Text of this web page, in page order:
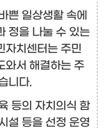
쁜 일상생활 속에
정을 나눌 수 있는
자치센터는 주민
와서 해결하는 주
니다.
등의 자치의식 함
설 등을 선정 운영